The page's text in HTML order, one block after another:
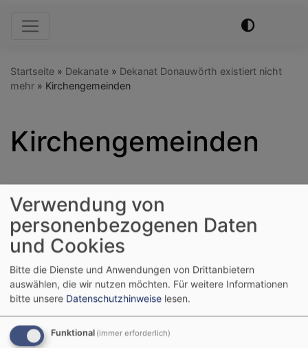
Hauptnavigation
Startseite Dekanate
Dekanat Donauwörth existiert nicht
mehr
Kirchengemeinden
Kirchengemeinden
Donauwörth
Ebermergen-Mauren
Harburg-Schaffhausen
Heroldingen-Appetshofen
Kleinsorheim und Großsorheim
Verwendung von
personenbezogenen Daten
und Cookies
Bitte die Dienste und Anwendungen von Drittanbietern
auswählen, die wir nutzen möchten. Für weitere Informationen
bitte unsere Datenschutzhinweise lesen.
Funktional (immer erforderlich)